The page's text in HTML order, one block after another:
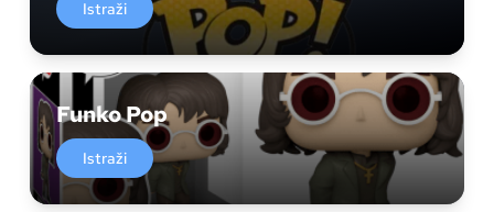
Istraži
Funko Pop
Istraži